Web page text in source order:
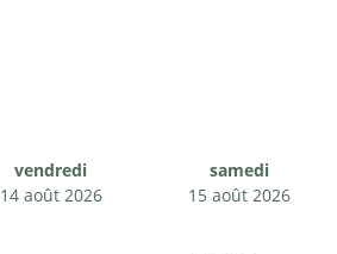
vendredi
14 août 2026
samedi
15 août 2026